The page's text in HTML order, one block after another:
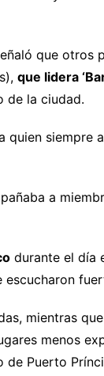
que otros
que lidera
de la ciudad.
quien siempre
a
durante el día
escucharon
mientras
menos
Puerto